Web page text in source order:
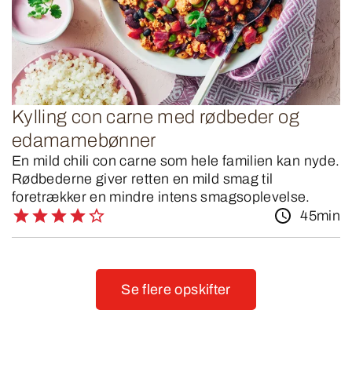
Kylling con carne med rødbeder og
edamamebønner
En mild chili con carne som hele familien kan nyde.
Rødbederne giver retten en mild smag til
foretrækker en mindre intens smagsoplevelse.
45min
Se flere opskifter